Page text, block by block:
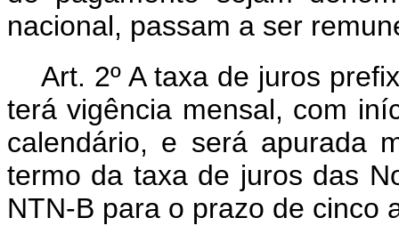
nacional, passam a ser
Art. 2º A taxa de juros
terá vigência mensal, com
calendário, e será apurada
termo da taxa de juros das
NTN-B para o prazo de cinco